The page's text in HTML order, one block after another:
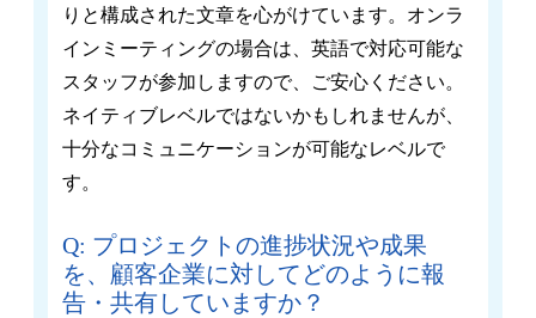
りと構成された文章を心がけています。オンラ
インミーティングの場合は、英語で対応可能な
スタッフが参加しますので、ご安心ください。
ネイティブレベルではないかもしれませんが、
十分なコミュニケーションが可能なレベルで
す。
Q: プロジェクトの進捗状況や成果
を、顧客企業に対してどのように報
告・共有していますか？